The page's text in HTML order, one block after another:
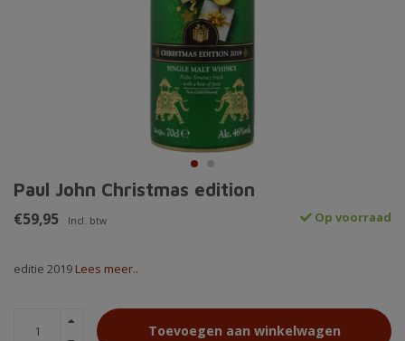
Paul John Christmas edition
€59,95 Incl. btw Op voorraad
editie 2019 Lees meer..
Toevoegen aan winkelwagen